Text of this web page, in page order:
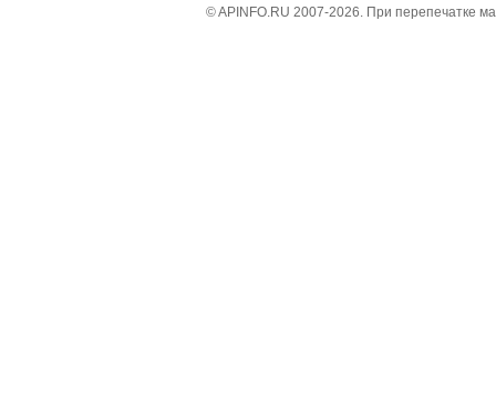
© APINFO.RU 2007-2026. При перепечатке